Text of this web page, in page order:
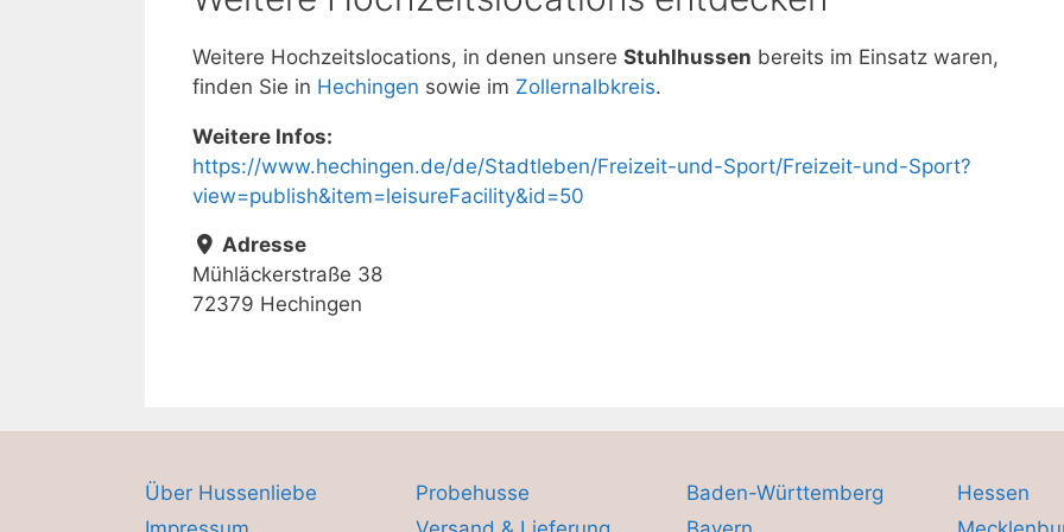
Weitere Hochzeitslocations, in denen unsere Stuhlhussen bereits im Einsatz waren,
finden Sie in Hechingen sowie im Zollernalbkreis.
Weitere Infos:
https://www.hechingen.de/de/Stadtleben/Freizeit-und-Sport/Freizeit-und-Sport?
view=publish&item=leisureFacility&id=50
Adresse
Mühläckerstraße 38
72379 Hechingen
Über Hussenliebe
Probehusse
Baden-Württemberg
Hessen